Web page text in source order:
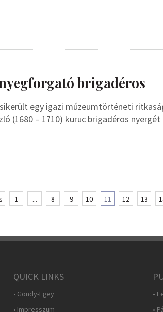
brigadéros
egy igazi múzeumtörténeti
(1680 – 1710) kuruc brigadéros
1 ... 8 9 10 11 12 13
QUICK LINKS
• Gondy-Egey
• Impresszum
•
•